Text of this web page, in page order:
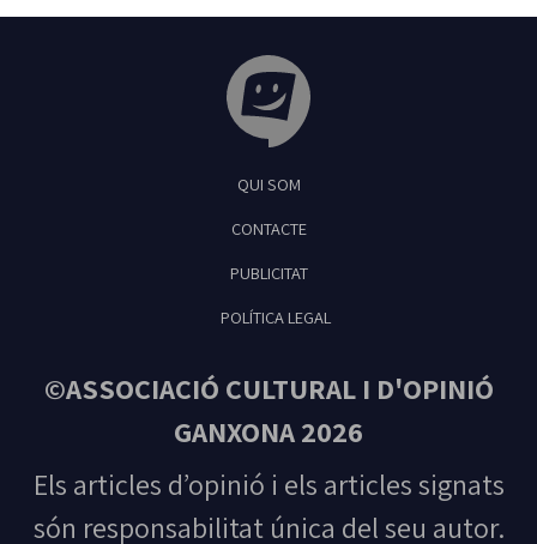
Feliu de Guíxols
QUI SOM
CONTACTE
PUBLICITAT
POLÍTICA LEGAL
©ASSOCIACIÓ CULTURAL I D'OPINIÓ
GANXONA 2026
Els articles d’opinió i els articles signats
són responsabilitat única del seu autor.